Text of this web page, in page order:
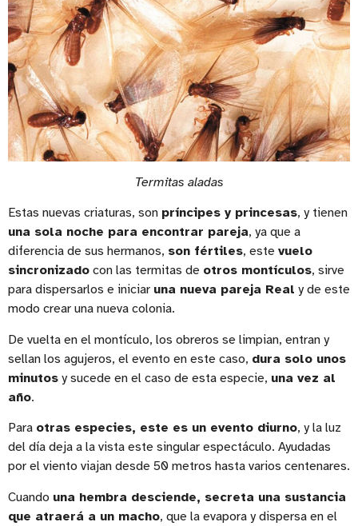
Termitas aladas
Estas nuevas criaturas, son príncipes y princesas, y tienen
una sola noche para encontrar pareja, ya que a
diferencia de sus hermanos, son fértiles, este vuelo
sincronizado con las termitas de otros montículos, sirve
para dispersarlos e iniciar una nueva pareja Real y de este
modo crear una nueva colonia.
De vuelta en el montículo, los obreros se limpian, entran y
sellan los agujeros, el evento en este caso, dura solo unos
minutos y sucede en el caso de esta especie, una vez al
año.
Para otras especies, este es un evento diurno, y la luz
del día deja a la vista este singular espectáculo. Ayudadas
por el viento viajan desde 50 metros hasta varios centenares.
Cuando una hembra desciende, secreta una sustancia
que atraerá a un macho, que la evapora y dispersa en el